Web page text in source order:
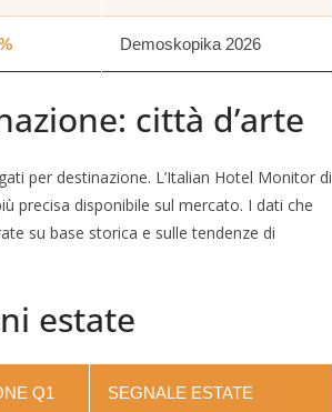
Demoskopika 2026
città d’arte
per destinazione. L’Italian Hotel Monitor di
precisa disponibile sul mercato. I dati che
su base storica e sulle tendenze di
estate
Q1
SEGNALE ESTATE